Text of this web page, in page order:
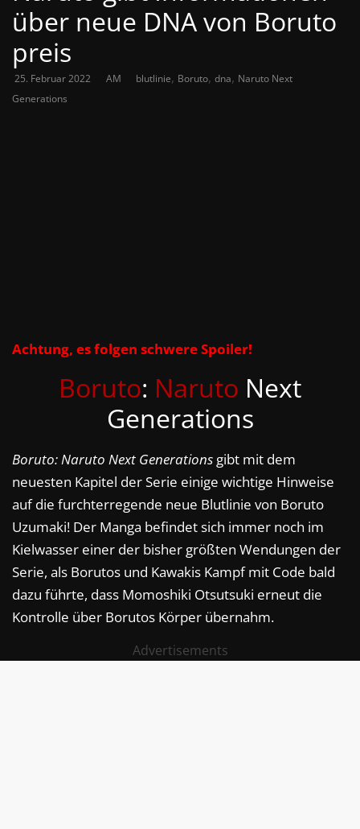
über neue DNA von Boruto
preis
25. Februar 2022 AM blutlinie, Boruto, dna, Naruto Next
Generations
Achtung, es folgen schwere Spoiler!
Boruto: Naruto Next
Generations
Boruto: Naruto Next Generations gibt mit dem
neuesten Kapitel der Serie einige wichtige Hinweise
auf die furchterregende neue Blutlinie von Boruto
Uzumaki! Der Manga befindet sich immer noch im
Kielwasser einer der bisher größten Wendungen der
Serie, als Borutos und Kawakis Kampf mit Code bald
dazu führte, dass Momoshiki Otsutsuki erneut die
Kontrolle über Borutos Körper übernahm.
Advertisements